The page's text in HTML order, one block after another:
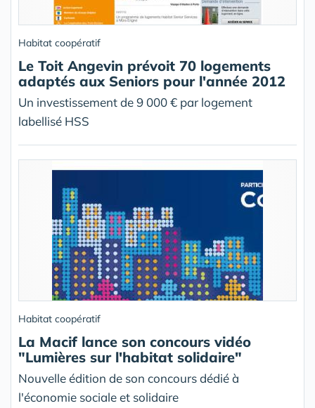
Habitat coopératif
Le Toit Angevin prévoit 70 logements
adaptés aux Seniors pour l'année 2012
Un investissement de 9 000 € par logement
labellisé HSS
Habitat coopératif
La Macif lance son concours vidéo
"Lumières sur l'habitat solidaire"
Nouvelle édition de son concours dédié à
l'économie sociale et solidaire